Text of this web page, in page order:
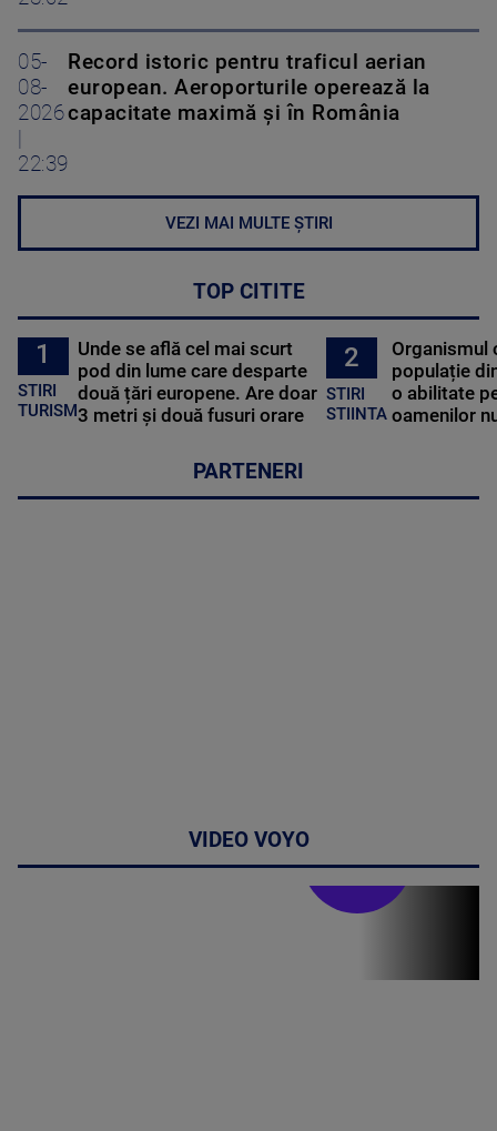
05-
08-
2026
22:39
Record istoric pentru traficul aerian
european. Aeroporturile operează la
capacitate maximă și în România
VEZI MAI MULTE ȘTIRI
TOP CITITE
1
STIRI
TURISM
Unde se află cel mai scurt
pod din lume care desparte
două țări europene. Are doar
3 metri și două fusuri orare
2
STIRI
STIINTA
Organismul
populație
o abilitate
oamenilor
PARTENERI
VIDEO VOYO